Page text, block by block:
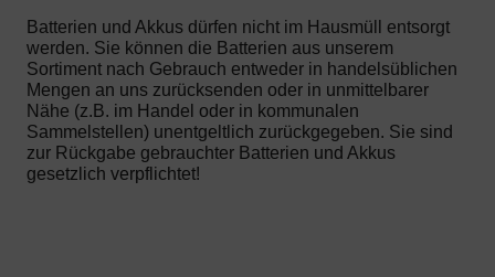
Batterien und Akkus dürfen nicht im Hausmüll entsorgt
werden. Sie können die Batterien aus unserem
Sortiment nach Gebrauch entweder in handelsüblichen
Mengen an uns zurücksenden oder in unmittelbarer
Nähe (z.B. im Handel oder in kommunalen
Sammelstellen) unentgeltlich zurückgegeben. Sie sind
zur Rückgabe gebrauchter Batterien und Akkus
gesetzlich verpflichtet!